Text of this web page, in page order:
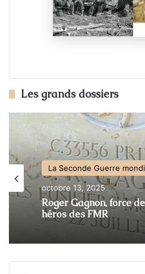
Les grands dossiers
La Seconde Guerre
octobre 13, 2025
Roger Gagnon, force
héros des FMR